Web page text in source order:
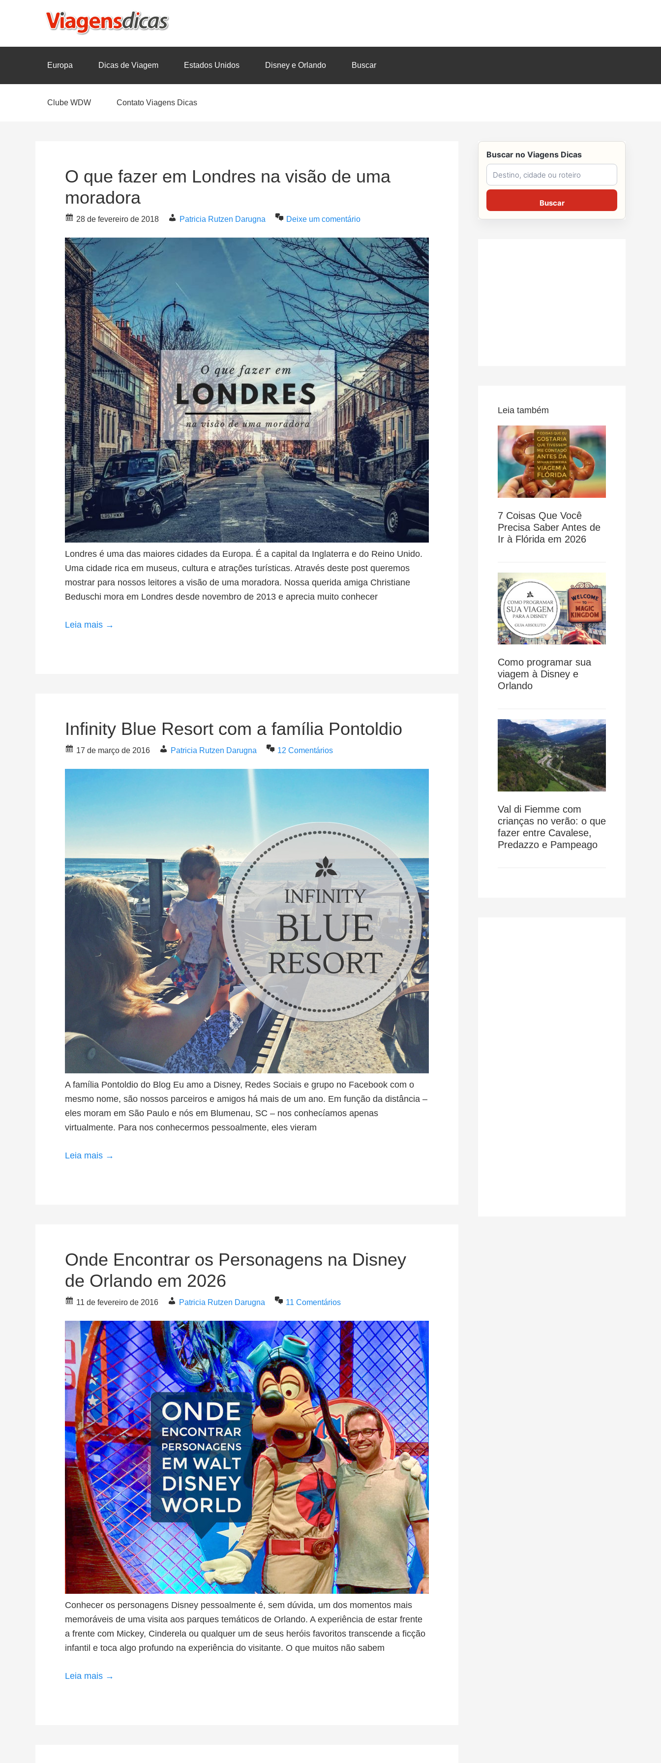
Europa Dicas de Viagem Estados Unidos Disney e Orlando Buscar
Clube WDW Contato Viagens Dicas
O que fazer em Londres na visão de uma
moradora
28 de fevereiro de 2018 Patricia Rutzen Darugna Deixe um comentário
Londres é uma das maiores cidades da Europa. É a capital da Inglaterra e do Reino Unido.
Uma cidade rica em museus, cultura e atrações turísticas. Através deste post queremos
mostrar para nossos leitores a visão de uma moradora. Nossa querida amiga Christiane
Beduschi mora em Londres desde novembro de 2013 e aprecia muito conhecer
Leia mais →
Infinity Blue Resort com a família Pontoldio
17 de março de 2016 Patricia Rutzen Darugna 12 Comentários
A família Pontoldio do Blog Eu amo a Disney, Redes Sociais e grupo no Facebook com o
mesmo nome, são nossos parceiros e amigos há mais de um ano. Em função da distância –
eles moram em São Paulo e nós em Blumenau, SC – nos conhecíamos apenas
virtualmente. Para nos conhecermos pessoalmente, eles vieram
Leia mais →
Onde Encontrar os Personagens na Disney
de Orlando em 2026
11 de fevereiro de 2016 Patricia Rutzen Darugna 11 Comentários
Conhecer os personagens Disney pessoalmente é, sem dúvida, um dos momentos mais
memoráveis de uma visita aos parques temáticos de Orlando. A experiência de estar frente
a frente com Mickey, Cinderela ou qualquer um de seus heróis favoritos transcende a ficção
infantil e toca algo profundo na experiência do visitante. O que muitos não sabem
Leia mais →
Buscar no Viagens Dicas
Buscar no Viagens Dicas
Buscar
Leia também
7 Coisas Que Você
Precisa Saber Antes de
Ir à Flórida em 2026
Como programar sua
viagem à Disney e
Orlando
Val di Fiemme com
crianças no verão: o que
fazer entre Cavalese,
Predazzo e Pampeago